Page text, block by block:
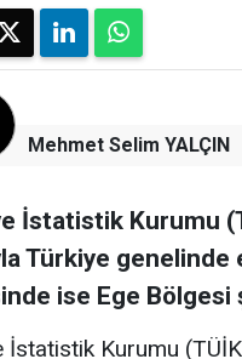
Mehmet Selim YALÇIN
İstatistik Kurumu
Türkiye
ise Ege Bölgesi
İstatistik Kurumu